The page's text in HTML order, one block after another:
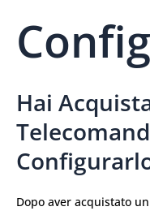
Hai
Dopo aver acquistato un